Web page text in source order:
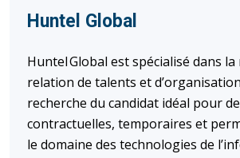
Huntel Global
Huntel Global est spécialisé dans la
relation de talents et
recherche du candidat idéal pour
contractuelles, temporaires et
le domaine des technologies de